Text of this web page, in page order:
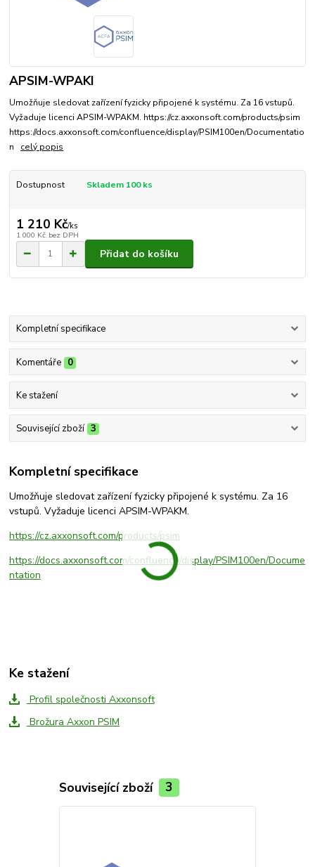
APSIM-WPAKI
Umožňuje sledovat zařízení fyzicky připojené k systému. Za 16 vstupů.
Vyžaduje licenci APSIM-WPAKM. https://cz.axxonsoft.com/products/psim
https://docs.axxonsoft.com/confluence/display/PSIM100en/Documentatio
n celý popis
Dostupnost Skladem 100 ks
1 210 Kč/ks
1 000 Kč bez DPH
Přidat do košíku
Kompletní specifikace
Komentáře 0
Ke stažení
Související zboží 3
Kompletní specifikace
Umožňuje sledovat zařízení fyzicky připojené k systému. Za 16
vstupů. Vyžaduje licenci APSIM-WPAKM.
https://cz.axxonsoft.com/products/psim
https://docs.axxonsoft.com/confluence/display/PSIM100en/Docume
ntation
Ke stažení
Profil společnosti Axxonsoft
Brožura Axxon PSIM
Související zboží 3